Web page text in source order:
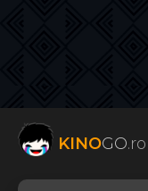
KINOGO.ro